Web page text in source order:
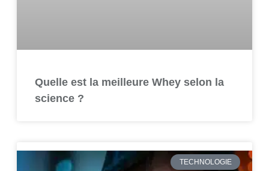
Quelle est la meilleure Whey selon la
science ?
TECHNOLOGIE